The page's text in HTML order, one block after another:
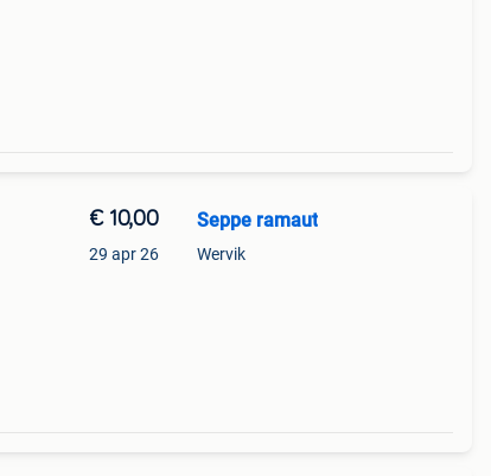
€ 10,00
29 apr 26
Seppe ramaut
Wervik